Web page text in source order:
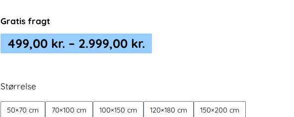
Gratis fragt
499,00 kr. – 2.999,00 kr.Prisinterval:
Størrelse
50×70 cm 70×100 cm 100×150 cm 120×180 cm 150×200 cm